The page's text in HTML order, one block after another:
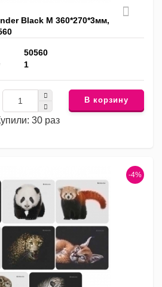
Black M 360*270*3мм,
50560
1
30 раз
В корзину
-4%